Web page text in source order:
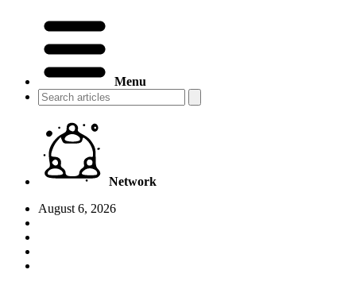
Menu
Network
August 6, 2026